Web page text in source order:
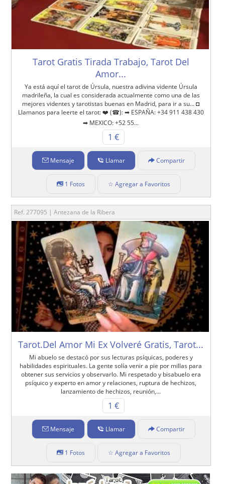
Tarot Gratis Tirada Trabajo, Tarot Del
Amor...
Ya está aquí el tarot de Úrsula, nuestra adivina vidente Úrsula
madrileña, la cual es considerada actualmente como una de las
mejores videntes y tarotistas buenas en Madrid, para ir a su... ◘
Llamanos para leerte el tarot: ❤️ (☎): ➡ ESPAÑA: +34 911 438 430
➡ MEXICO: +52 55...
1 €
Mensaje Llamar Compartir
1 Fotos ☆ Agregar a Favoritos
Ref. 277095 | Antezana de la Ribera
Tarot.Del Amor Mi Ex Volveré Gratis, Tarot...
Mi abuelo se destacó por sus lecturas psíquicas, poderes y
habilidades espirituales. La gente solía venir a pie por millas para
obtener sus servicios y observarlo. Mi respetado y bisabuelo era
psíquico y experto en amor y relaciones, ruptura de hechizos,
lanzamiento de hechizos, reunión,...
1 €
Mensaje Llamar Compartir
1 Fotos ☆ Agregar a Favoritos